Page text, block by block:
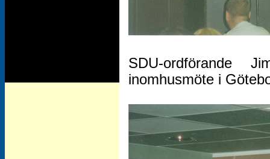
SDU-ordförande
inomhusmöte i